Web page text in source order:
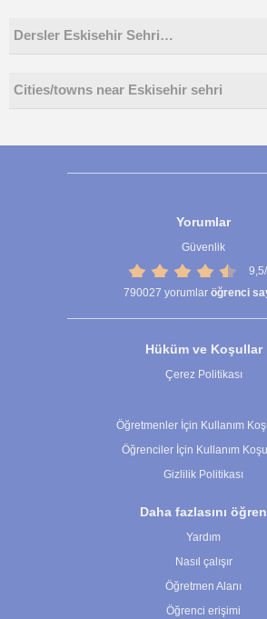
Dersler Eskisehir Sehri…
Cities/towns near Eskisehir sehri
Yorumlar
Güvenlik
790027 yorumlar öğrenci
Hüküm ve Koşullar
Çerez Politikası
Öğretmenler İçin Kullanım
Öğrenciler İçin Kullanım
Gizlilik Politikası
Daha fazlasını öğren
Yardım
Nasıl çalışır
Öğretmen Alanı
Öğrenci erişimi